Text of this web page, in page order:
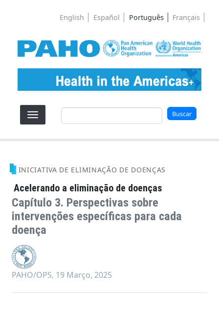
English Español Português Français
Buscar Buscar
INICIATIVA DE ELIMINAÇÃO DE DOENÇAS
Acelerando a eliminação de doenças
Capítulo 3. Perspectivas sobre
intervenções específicas para cada
doença
PAHO/OPS, 19 Março, 2025